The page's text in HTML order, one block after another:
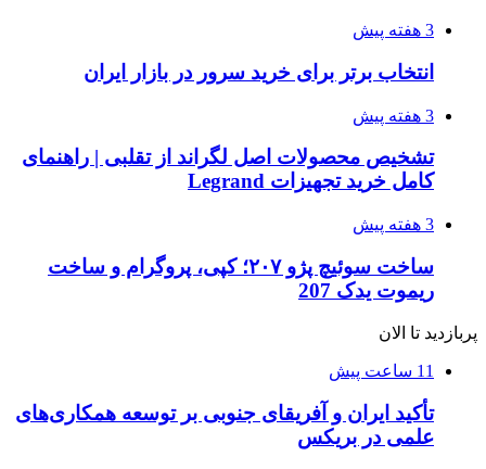
3 هفته پیش
انتخاب برتر برای خرید سرور در بازار ایران
3 هفته پیش
تشخیص محصولات اصل لگراند از تقلبی | راهنمای
کامل خرید تجهیزات Legrand
3 هفته پیش
ساخت سوئیچ پژو ۲۰۷؛ کپی، پروگرام و ساخت
ریموت یدک 207
پربازدید تا الان
11 ساعت پیش
تأکید ایران و آفریقای جنوبی بر توسعه همکاری‌های
علمی در بریکس